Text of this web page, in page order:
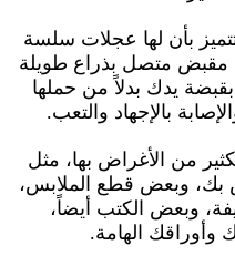
بأن لها عجلات سلسة
مقبض متصل بذراع طويلة
يدك بدلاً من حملها
بالإجهاد والتعب.
من الأغراض بها، مثل
بك، وبعض قطع الملابس،
وبعض الكتب أيضاً،
وأوراقك الهامة.